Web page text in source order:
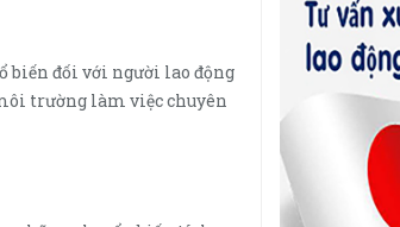
biến đối với người lao động
trường làm việc chuyên